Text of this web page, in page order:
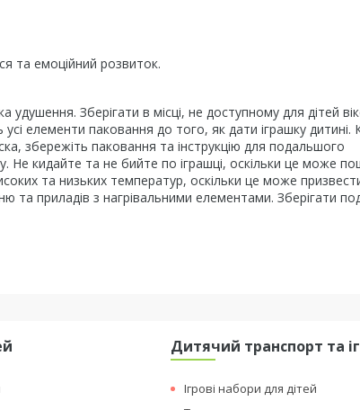
та емоційний розвиток.
Зберігати в місці, не доступному для дітей
елементи паковання до того, як дати іграшку дитині.
збережіть паковання та інструкцію для подальшого
Не кидайте та не бийте по іграшці, оскільки це може
та низьких температур, оскільки це може
приладів з нагрівальними елементами. Зберігати
Дитячий транспорт та
Ігрові набори для дітей